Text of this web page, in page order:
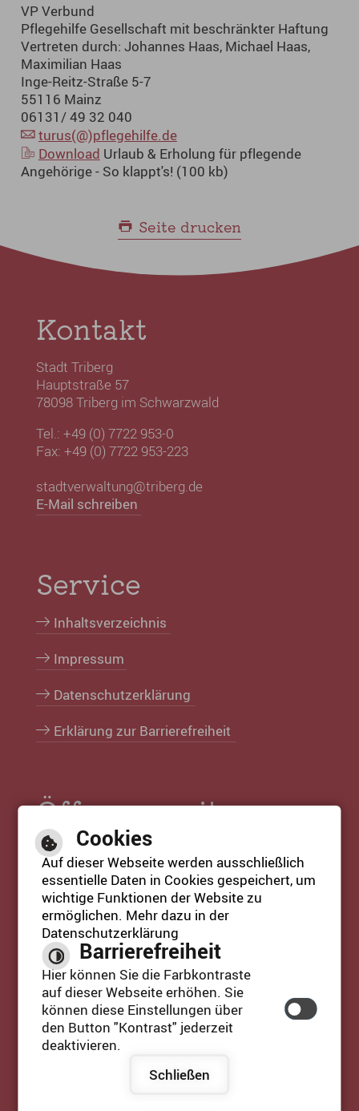
VP Verbund
Pflegehilfe Gesellschaft mit beschränkter Haftung
Vertreten durch: Johannes Haas, Michael Haas,
Maximilian Haas
Inge-Reitz-Straße 5-7
55116 Mainz
06131/ 49 32 040
turus(@)pflegehilfe.de
Download Urlaub & Erholung für pflegende
Angehörige - So klappt's! (100 kb)
Seite drucken
Kontakt
Stadt Triberg
Hauptstraße 57
78098 Triberg im Schwarzwald
Tel.: +49 (0) 7722 953-0
Fax: +49 (0) 7722 953-223
stadtverwaltung@triberg.de
E-Mail schreiben
Öffnungszeiten
Öffnungszeiten Rathaus:
Mo. bis Fr. 08:30 Uhr bis 12:30 Uhr
Mi. 14:00 Uhr bis 18:00 Uhr
Service
Inhaltsverzeichnis
Impressum
Datenschutzerklärung
Erklärung zur Barrierefreiheit
Leichte Sprache
Gebärdensprache
Cookies
Auf dieser Webseite werden ausschließlich
essentielle Daten in Cookies gespeichert, um
wichtige Funktionen der Website zu
ermöglichen. Mehr dazu in der
Datenschutzerklärung
Barrierefreiheit
Hier können Sie die Farbkontraste
auf dieser Webseite erhöhen. Sie
können diese Einstellungen über
den Button "Kontrast" jederzeit
deaktivieren.
Schließen